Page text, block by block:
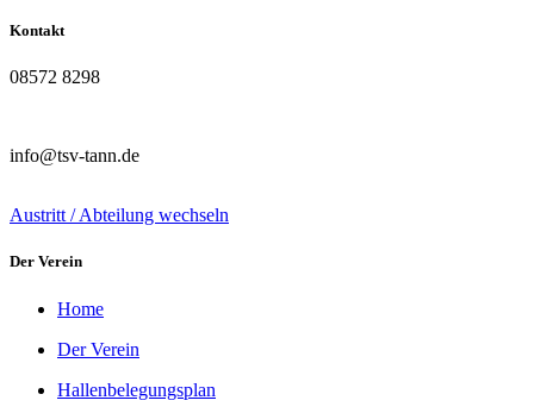
Kontakt
08572 8298
info@tsv-tann.de
Austritt / Abteilung wechseln
Der Verein
Home
Der Verein
Hallenbelegungsplan